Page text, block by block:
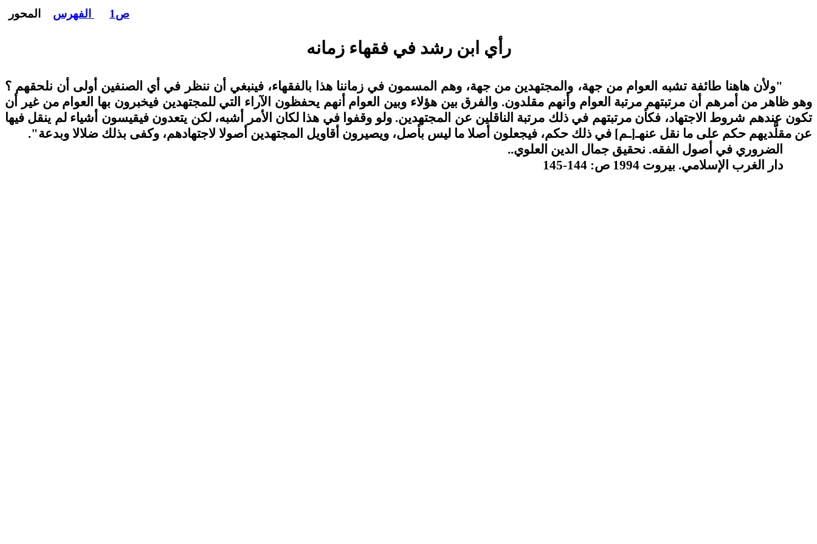
ص1 الفهرس المحور
رأي ابن رشد في فقهاء زمانه
"ولأن هاهنا طائفة تشبه العوام من جهة، والمجتهدين من جهة، وهم المسمون في زماننا هذا بالفقهاء، فينبغي أن ننظر في أي الصنفين أولى أن نلحقهم ؟
وهو ظاهر من أمرهم أن مرتبتهم مرتبة العوام وأنهم مقلدون. والفرق بين هؤلاء وبين العوام أنهم يحفظون الآراء التي للمجتهدين فيخبرون بها العوام من غير أن
تكون عندهم شروط الاجتهاد، فكأن مرتبتهم في ذلك مرتبة الناقلين عن المجتهدين. ولو وقفوا في هذا لكان الأمر أشبه، لكن يتعدون فيقيسون أشياء لم ينقل فيها
عن مقلَّديهم حكم على ما نقل عنهـ[ـم] في ذلك حكم، فيجعلون أصلا ما ليس بأصل، ويصيرون أقاويل المجتهدين أصولا لاجتهادهم، وكفى بذلك ضلالا وبدعة".
الضروري في أصول الفقه. نحقيق جمال الدين العلوي..
دار الغرب الإسلامي. بيروت 1994 ص: 144-145